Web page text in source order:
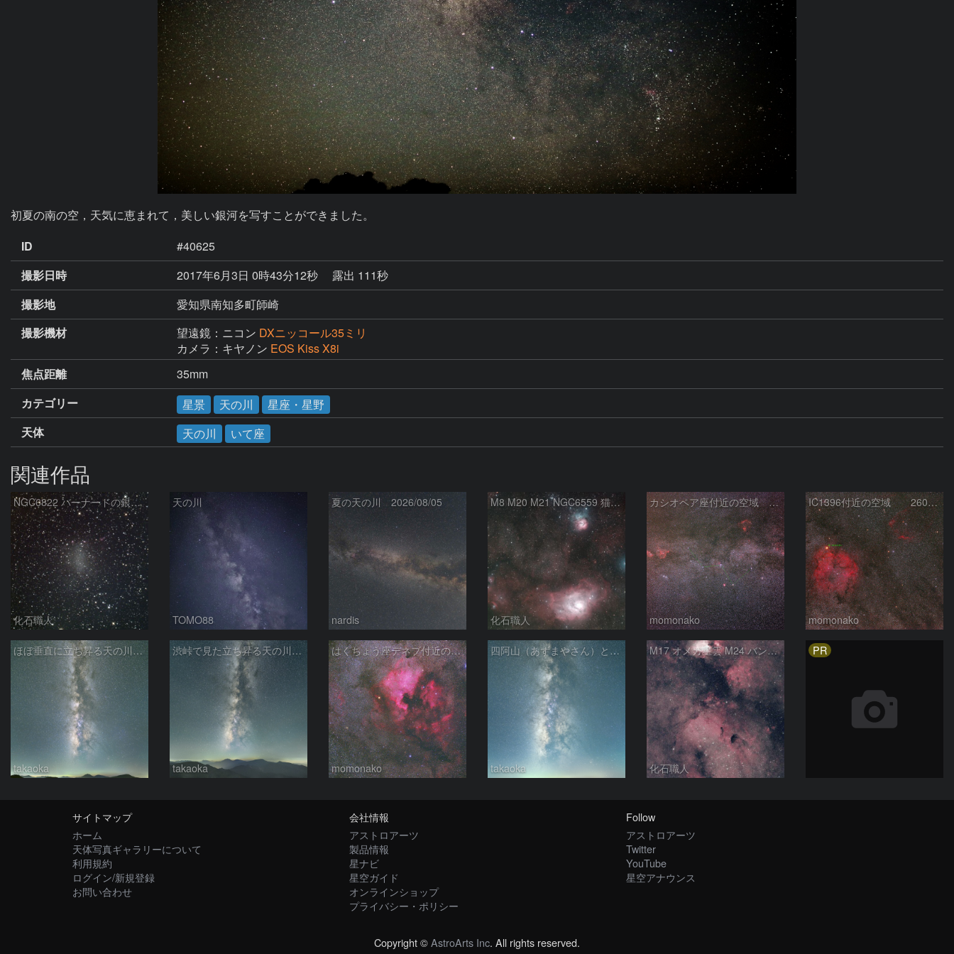
初夏の南の空，天気に恵まれて，美しい銀河を写すことができました。
ID
#40625
撮影日時
2017年6月3日 0時43分12秒
露出 111秒
撮影地
愛知県南知多町師崎
撮影機材
望遠鏡：ニコン DXニッコール35ミリ
カメラ：キヤノン EOS Kiss X8i
焦点距離
35mm
カテゴリー
星景 天の川
星座・星野
天体
天の川 いて座
関連作品
NGC6822 バーナードの銀河 いて座
化石職人
天の川
TOMO88
夏の天の川 2026/08/05
nardis
M8 M20 M21 NGC6559 猫の手星雲 いて座
化石職人
カシオペア座付近の空域 260720
momonako
IC1396付近の空域 260720
momonako
ほぼ垂直に立ち昇る天の川銀河
takaoka
渋峠で見た立ち昇る天の川銀河
takaoka
はくちょう座デネブ付近の空域 260720
momonako
四阿山（あずまやさん）と立ち昇る夏の銀河
takaoka
M17 オメガ星雲 M24 バンビの横顔 いて座
化石職人
PR
サイトマップ
ホーム
天体写真ギャラリーについて
利用規約
ログイン/新規登録
お問い合わせ
会社情報
アストロアーツ
製品情報
星ナビ
星空ガイド
オンラインショップ
プライバシー・ポリシー
Follow
アストロアーツ
Twitter
YouTube
星空アナウンス
Copyright ©AstroArts Inc. All rights reserved.